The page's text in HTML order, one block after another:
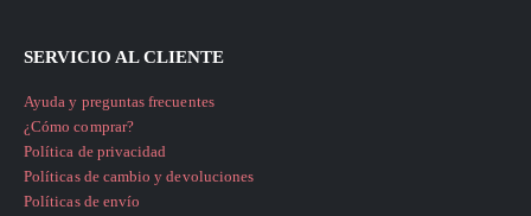
SERVICIO AL CLIENTE
Ayuda y preguntas frecuentes
¿Cómo comprar?
Política de privacidad
Políticas de cambio y devoluciones
Políticas de envío